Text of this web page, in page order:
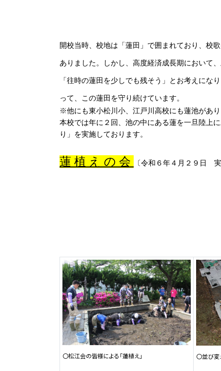
開校当時、校地は「蓮田」で囲まれており、校
ありました。 しかし、高度経済成長期において
「往時の蓮田を少しでも残そう」とお考えにな
って、この蓮田を守り続けています。
※他にも東小松川小、江戸川高校にも蓮池があり
本校では年に２回、池の中にある蓮を一旦陸上
り」を実施しております。
蓮 植 え の 会 〔令和６年４月２９日 実
〇松江会の皆様による「蓮植え」 〇並び変